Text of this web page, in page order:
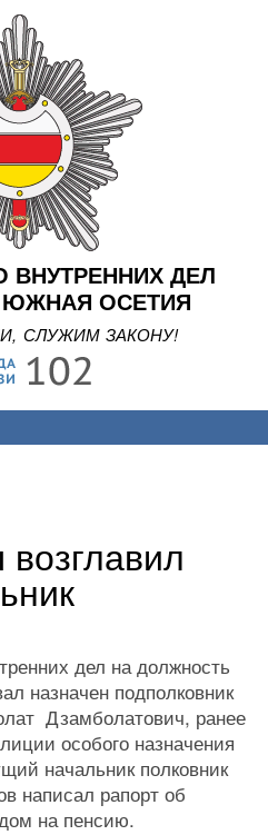
Перейти
к
основному
содержанию
ВНУТРЕННИХ ДЕЛ
ЮЖНАЯ ОСЕТИЯ
СЛУЖИМ ЗАКОНУ!
дел на должность
назначен подполковник
Дзамболатович, ранее
особого назначения
начальник полковник
написал рапорт об
на пенсию.